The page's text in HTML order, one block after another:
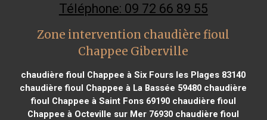
Téléphone: 09 72 66 89 55
Zone intervention chaudière fioul
Chappee Giberville
chaudière fioul Chappee à Six Fours les Plages 83140
chaudière fioul Chappee à La Bassée 59480 chaudière
fioul Chappee à Saint Fons 69190chaudière fioul
Chappee à Octeville sur Mer 76930 chaudière fioul